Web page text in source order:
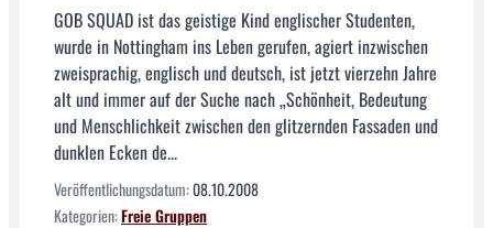
GOB SQUAD ist das geistige Kind englischer Studenten,
wurde in Nottingham ins Leben gerufen, agiert inzwischen
zweisprachig, englisch und deutsch, ist jetzt vierzehn Jahre
alt und immer auf der Suche nach „Schönheit, Bedeutung
und Menschlichkeit zwischen den glitzernden Fassaden und
dunklen Ecken de...
Veröffentlichungsdatum:08.10.2008
Kategorien:Freie Gruppen